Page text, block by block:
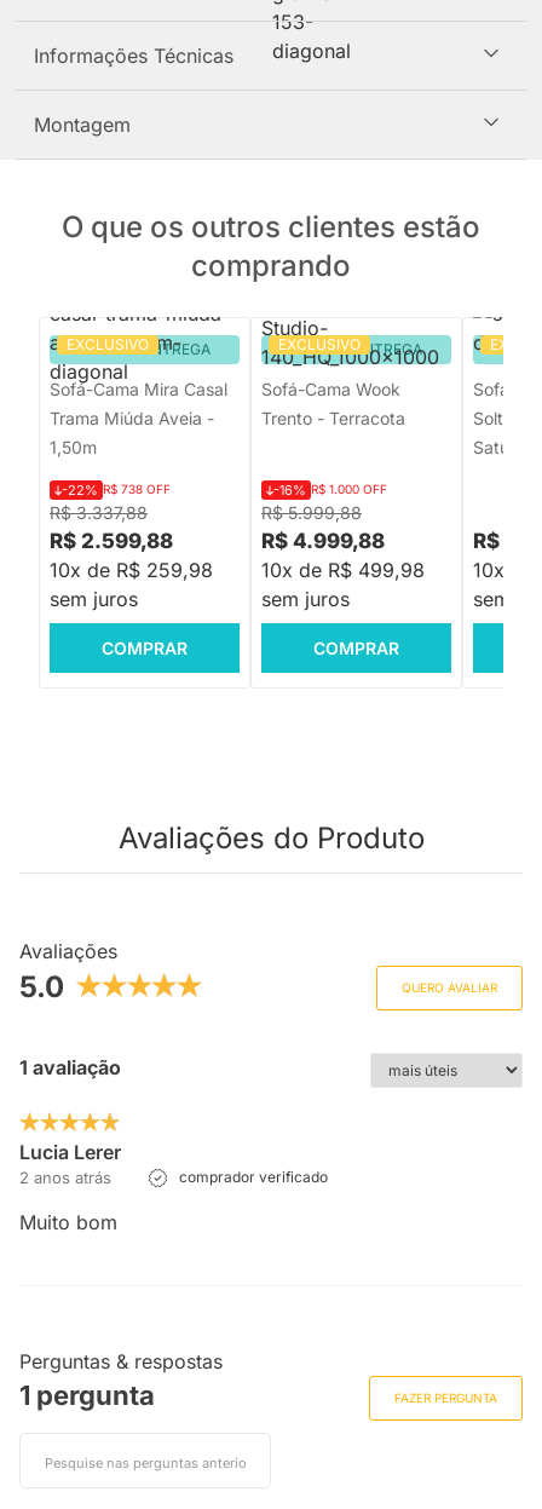
Informações Técnicas
Montagem
O que os outros clientes estão
comprando
EXCLUSIVO
PRONTA ENTREGA
Sofá-Cama Mira Casal
Trama Miúda Aveia -
1,50m
R$ 3.337,88
-22% R$ 738 OFF
R$ 2.599,88
10x de R$ 259,98
sem juros
COMPRAR
EXCLUSIVO
PRONTA ENTREGA
Sofá-Cama Wook
Trento - Terracota
R$ 5.999,88
-16% R$ 1.000 OFF
R$ 4.999,88
10x de R$ 499,98
sem juros
COMPRAR
Sofá-
Solteiro
Saturno
R$
10x de
sem
Avaliações do Produto
Avaliações
5.0 QUERO AVALIAR
1 avaliação
Lucia Lerer
2 anos atrás comprador verificado
Muito bom
Perguntas & respostas
1 pergunta FAZER PERGUNTA